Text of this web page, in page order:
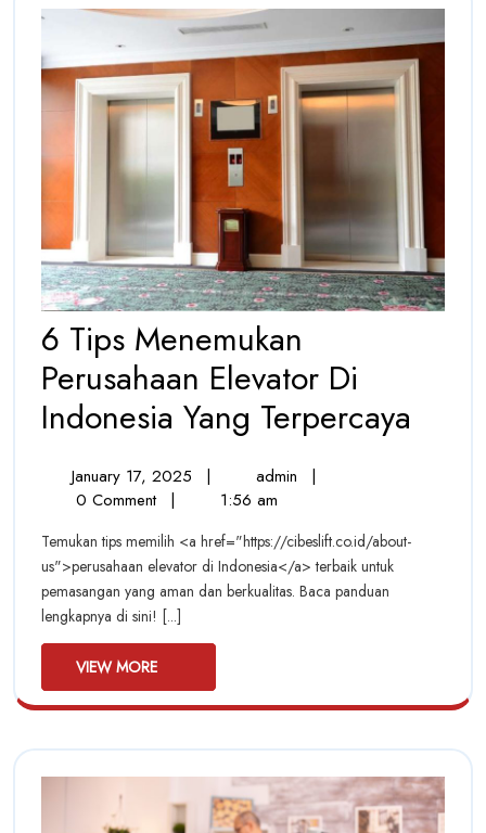
6 Tips Menemukan
Perusahaan Elevator Di
Indonesia Yang Terpercaya
Yang
January 17, 2025
January
| admin
Perusahaan
Elevator
Di
|
0 Comment | 1:56 am
Temukan tips memilih <a href="https://cibeslift.co.id/about-
us">perusahaan elevator di Indonesia</a> terbaik untuk
pemasangan yang aman dan berkualitas. Baca panduan
lengkapnya di sini! [...]
VIEW MORE
MORE